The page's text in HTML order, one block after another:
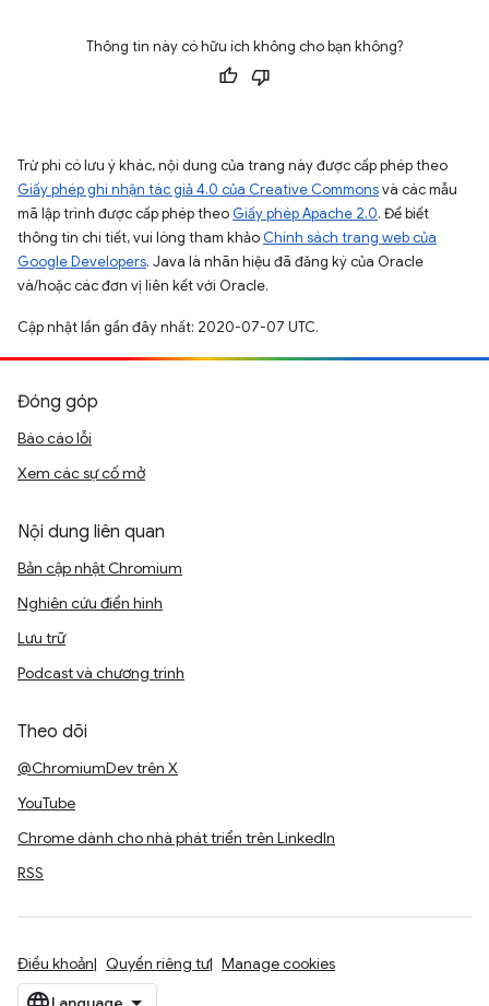
Thông tin này có hữu ích không cho bạn không?
Trừ phi có lưu ý khác, nội dung của trang này được cấp phép theo
Giấy phép ghi nhận tác giả 4.0 của Creative Commonsvà các mẫu
mã lập trình được cấp phép theo Giấy phép Apache 2.0. Để biết
thông tin chi tiết, vui lòng tham khảo Chính sách trang web của
Google Developers. Java là nhãn hiệu đã đăng ký của Oracle
và/hoặc các đơn vị liên kết với Oracle.
Cập nhật lần gần đây nhất: 2020-07-07 UTC.
Đóng góp
Báo cáo lỗi
Xem các sự cố mở
Nội dung liên quan
Bản cập nhật Chromium
Nghiên cứu điển hình
Lưu trữ
Podcast và chương trình
Theo dõi
@ChromiumDev trên X
YouTube
Chrome dành cho nhà phát triển trên LinkedIn
RSS
Điều khoản Quyền riêng tư Manage cookies